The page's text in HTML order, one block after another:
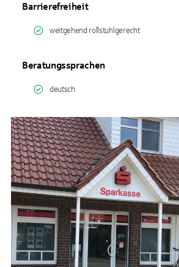
Barrierefreiheit
weitgehend rollstuhlgerecht
Beratungssprachen
deutsch